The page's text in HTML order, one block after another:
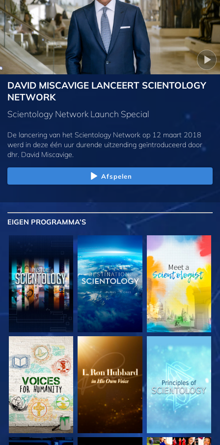
DAVID MISCAVIGE LANCEERT SCIENTOLOGY
NETWORK
Scientology Network Launch Special
De lancering van het Scientology Network op 12 maart 2018
werd in deze één uur durende uitzending geïntroduceerd door
dhr. David Miscavige.
Afspelen
EIGEN PROGRAMMA’S
VERKEN DE SERIE VERKEN DE SERIE VERKEN DE SERIE